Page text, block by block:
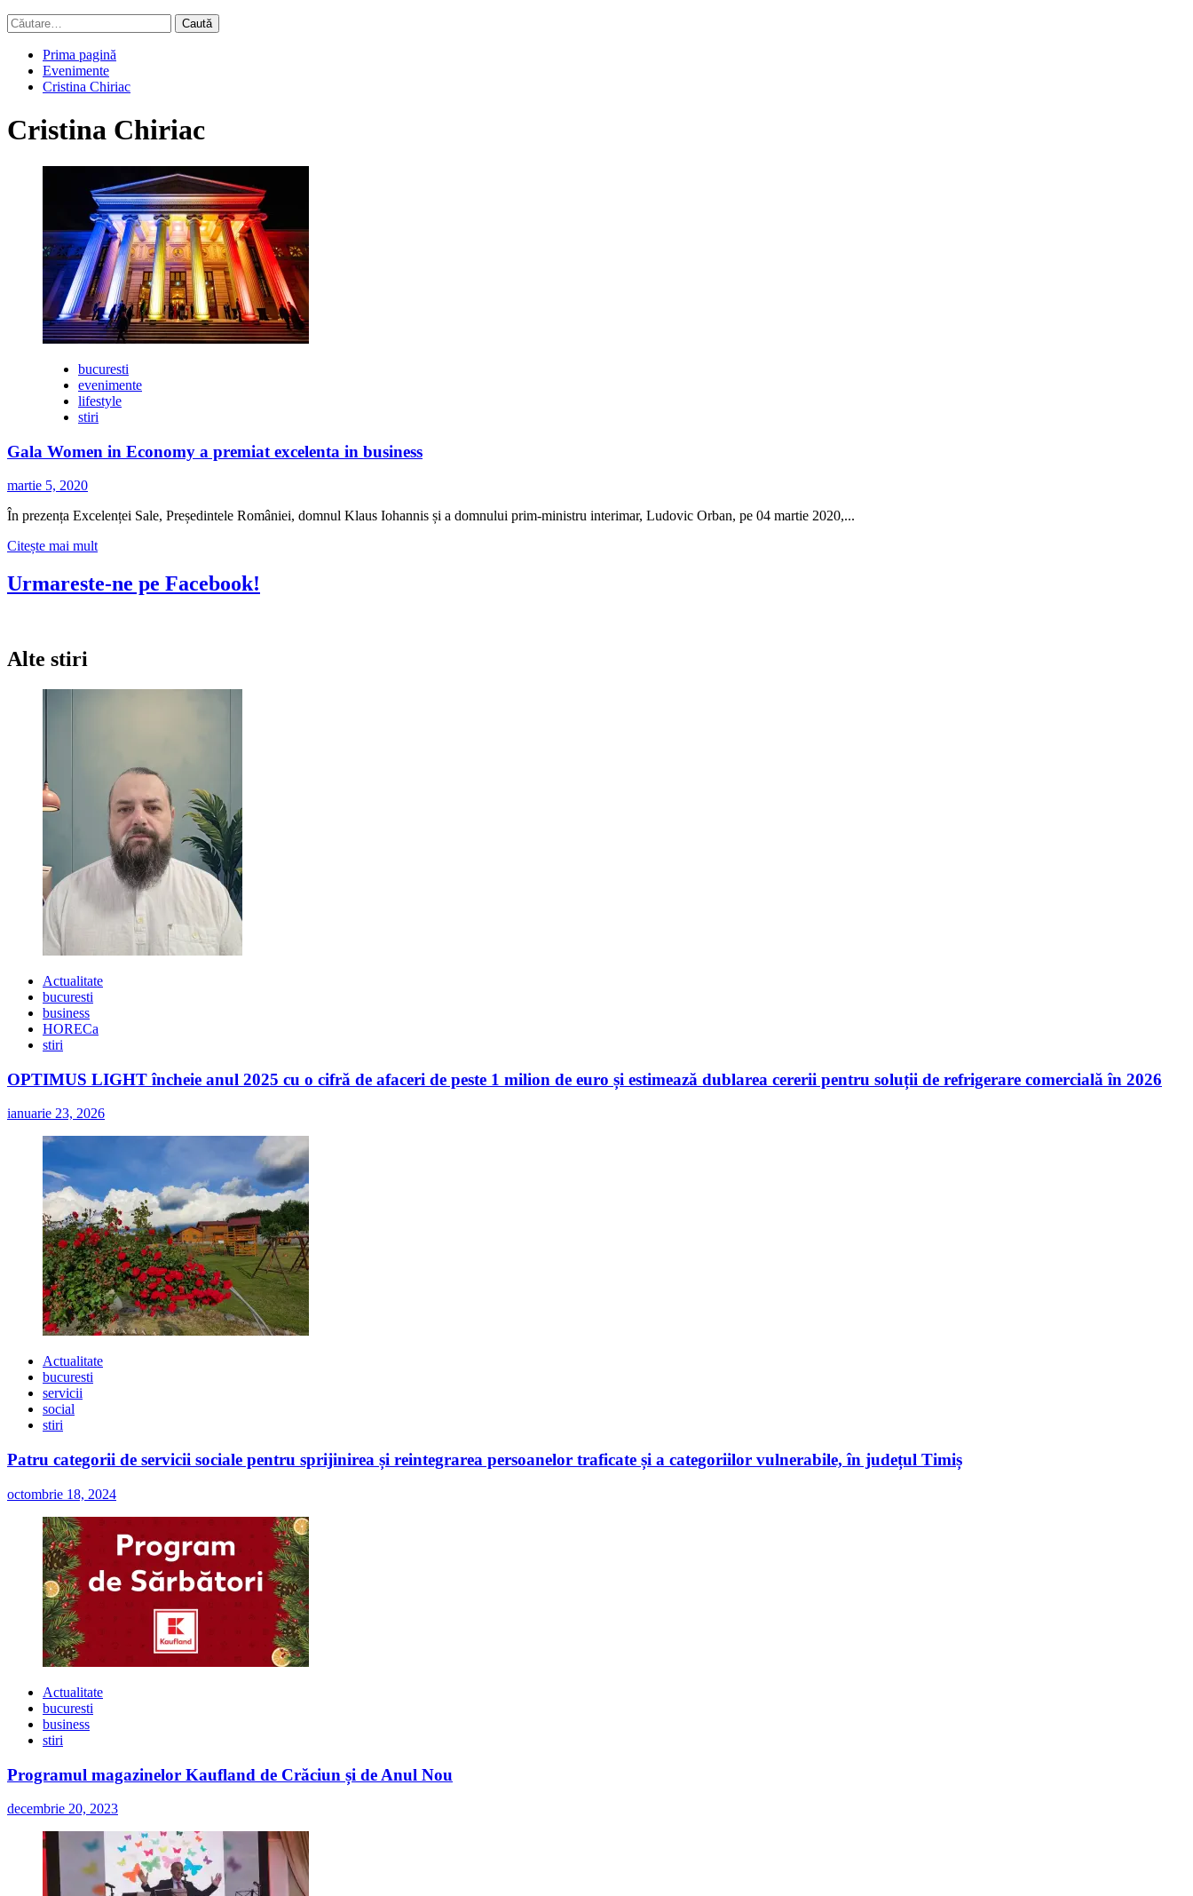
Caută
după:
Prima pagină
Evenimente
Cristina Chiriac
Cristina Chiriac
bucuresti
evenimente
lifestyle
stiri
Gala Women in Economy a premiat excelenta in business
martie 5, 2020
În prezența Excelenței Sale, Președintele României, domnul Klaus Iohannis și a domnului prim-ministru interimar, Ludovic Orban, pe 04 martie 2020,...
Citește mai multCitește
despre
premiat
Urmareste-ne pe Facebook!
Alte stiri
Actualitate
bucuresti
business
HORECa
stiri
OPTIMUS LIGHT încheie anul 2025 cu o cifră de afaceri de peste 1 milion de euro și estimează dublarea cererii pentru soluții de refrigerare comercială în 2026
ianuarie 23, 2026
Actualitate
bucuresti
servicii
social
stiri
Patru categorii de servicii sociale pentru sprijinirea și reintegrarea persoanelor traficate și a categoriilor vulnerabile, în județul Timiș
octombrie 18, 2024
Actualitate
bucuresti
business
stiri
Programul magazinelor Kaufland de Crăciun și de Anul Nou
decembrie 20, 2023